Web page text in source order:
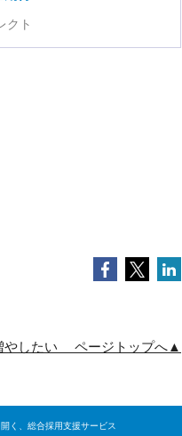
クト
FacebookTwitter
やしたい ページトップへ▲
く、総合採用支援サービス